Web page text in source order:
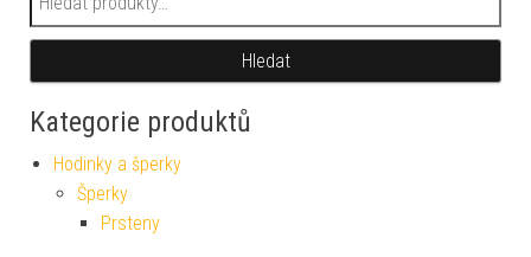
Hledat
Kategorie produktů
Hodinky a šperky
Šperky
Prsteny